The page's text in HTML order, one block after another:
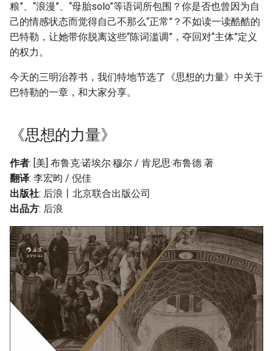
粮”、“浪漫”、“母胎solo”等语词所包围？你是否也曾因为自
己的情感状态而觉得自己不那么“正常”？不如读一读酷酷的
巴特勒，让她带你脱离这些“陈词滥调”，夺回对“主体”定义
的权力。
今天的三明治荐书，我们特地节选了《思想的力量》中关于
巴特勒的一章，和大家分享。
《思想的力量》
作者: [美] 布鲁克·诺埃尔·穆尔 / 肯尼思·布鲁德 著
翻译: 李宏昀 / 倪佳
出版社: 后浪丨北京联合出版公司
出品方: 后浪